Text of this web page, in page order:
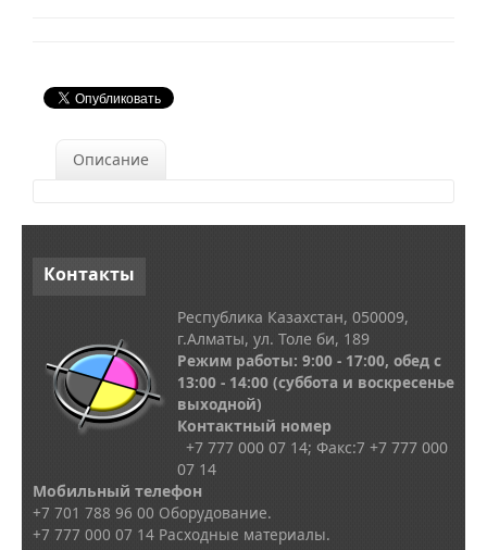
Описание
Контакты
Республика Казахстан, 050009,
г.Алматы, ул. Толе би, 189
Режим работы: 9:00 - 17:00, обед с
13:00 - 14:00 (суббота и воскресенье
выходной)
Контактный номер
+7 777 000 07 14; Факс:7 +7 777 000
07 14
Мобильный телефон
+7 701 788 96 00 Оборудование.
+7 777 000 07 14 Расходные материалы.